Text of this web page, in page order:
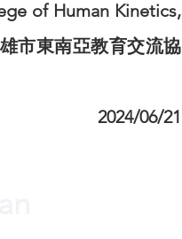
of Human Kinetics,
市東南亞教育交流協
2024/06/21